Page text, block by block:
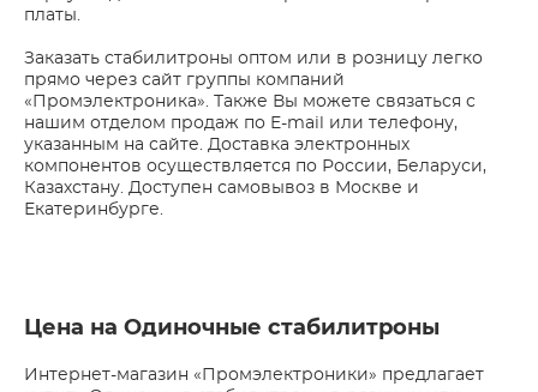
платы.
Заказать стабилитроны оптом или в розницу легко
прямо через сайт группы компаний
«Промэлектроника». Также Вы можете связаться с
нашим отделом продаж по E-mail или телефону,
указанным на сайте. Доставка электронных
компонентов осуществляется по России, Беларуси,
Казахстану. Доступен самовывоз в Москве и
Екатеринбурге.
Цена на Одиночные стабилитроны
Интернет-магазин «Промэлектроники» предлагает